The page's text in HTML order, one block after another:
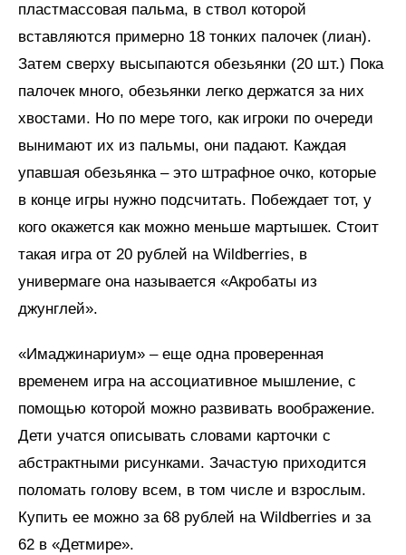
пластмассовая пальма, в ствол которой
вставляются примерно 18 тонких палочек (лиан).
Затем сверху высыпаются обезьянки (20 шт.) Пока
палочек много, обезьянки легко держатся за них
хвостами. Но по мере того, как игроки по очереди
вынимают их из пальмы, они падают. Каждая
упавшая обезьянка – это штрафное очко, которые
в конце игры нужно подсчитать. Побеждает тот, у
кого окажется как можно меньше мартышек. Стоит
такая игра от 20 рублей на Wildberries, в
универмаге она называется «Акробаты из
джунглей».
«Имаджинариум» – еще одна проверенная
временем игра на ассоциативное мышление, с
помощью которой можно развивать воображение.
Дети учатся описывать словами карточки с
абстрактными рисунками. Зачастую приходится
поломать голову всем, в том числе и взрослым.
Купить ее можно за 68 рублей на Wildberries и за
62 в «Детмире».